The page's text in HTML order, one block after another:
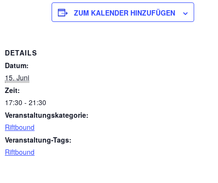
ZUM KALENDER HINZUFÜGEN
DETAILS
Datum:
15. Juni
Zeit:
17:30 - 21:30
Veranstaltungskategorie:
Riftbound
Veranstaltung-Tags:
Riftbound